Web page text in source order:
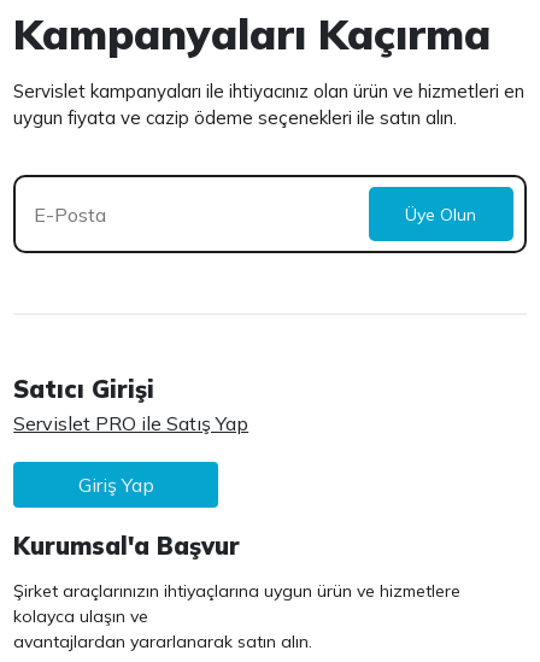
Kampanyaları Kaçırma
Servislet kampanyaları ile ihtiyacınız olan ürün ve hizmetleri en
uygun fiyata ve cazip ödeme seçenekleri ile satın alın.
Üye Olun
Satıcı Girişi
Servislet PRO ile Satış Yap
Giriş Yap
Kurumsal'a Başvur
Şirket araçlarınızın ihtiyaçlarına uygun ürün ve hizmetlere
kolayca ulaşın ve
avantajlardan yararlanarak satın alın.